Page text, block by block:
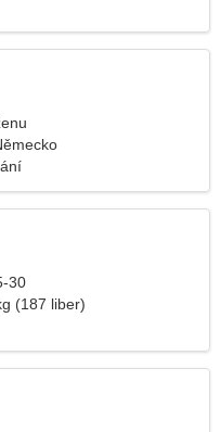
30
(187 liber)